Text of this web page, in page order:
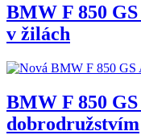
BMW F 850
v žilách
BMW F 850
dobrodružstvím